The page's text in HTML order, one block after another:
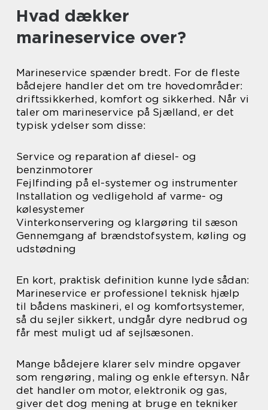
Hvad dækker
marineservice over?
Marineservice spænder bredt. For de fleste
bådejere handler det om tre hovedområder:
driftssikkerhed, komfort og sikkerhed. Når vi
taler om marineservice på Sjælland, er det
typisk ydelser som disse:
Service og reparation af diesel- og
benzinmotorer
Fejlfinding på el-systemer og instrumenter
Installation og vedligehold af varme- og
kølesystemer
Vinterkonservering og klargøring til sæson
Gennemgang af brændstofsystem, køling og
udstødning
En kort, praktisk definition kunne lyde sådan:
Marineservice er professionel teknisk hjælp
til bådens maskineri, el og komfortsystemer,
så du sejler sikkert, undgår dyre nedbrud og
får mest muligt ud af sejlsæsonen.
Mange bådejere klarer selv mindre opgaver
som rengøring, maling og enkle eftersyn. Når
det handler om motor, elektronik og gas,
giver det dog mening at bruge en tekniker